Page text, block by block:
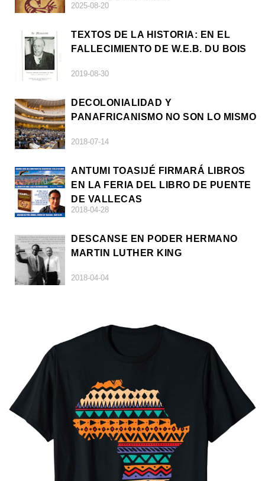
2025-08-20
TEXTOS DE LA HISTORIA: EN EL
FALLECIMIENTO DE W.E.B. DU BOIS
2019-08-30
DECOLONIALIDAD Y
PANAFRICANISMO NO SON LO MISMO
2018-07-14
ANTUMI TOASIJÉ FIRMARÁ LIBROS
EN LA FERIA DEL LIBRO DE PUENTE
DE VALLECAS
2018-04-28
DESCANSE EN PODER HERMANO
MARTIN LUTHER KING
2018-04-04